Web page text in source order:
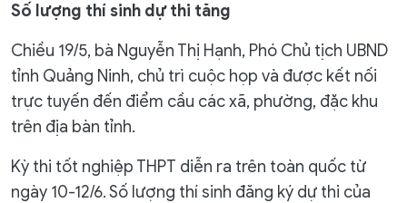
Số lượng thí sinh dự thi tăng
Chiều 19/5, bà Nguyễn Thị Hạnh, Phó Chủ tịch UBND
tỉnh Quảng Ninh, chủ trì cuộc họp và được kết nối
trực tuyến đến điểm cầu các xã, phường, đặc khu
trên địa bàn tỉnh.
Kỳ thi tốt nghiệp THPT diễn ra trên toàn quốc từ
ngày 10-12/6. Số lượng thí sinh đăng ký dự thi của